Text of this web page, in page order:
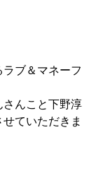
ブ＆マネーフ
さんこと下野淳
ていただきま